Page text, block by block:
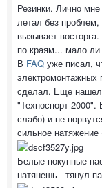
Резинки. Лично
летал без
вызывает
по краям... мало ли
В FAQ уже писал,
электромонтажных
сделал. Еще нашел
"Техноспорт-
слабо) и не
сильное натяжение
Белые покупные
натянешь - тянул